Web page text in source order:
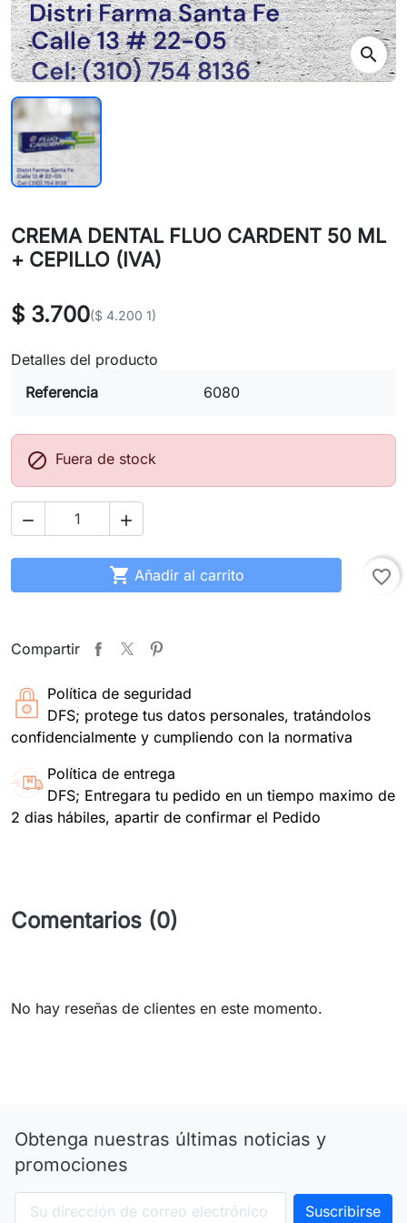
search
CREMA DENTAL FLUO CARDENT 50 ML
+ CEPILLO (IVA)
$ 3.700($ 4.200 1)
Detalles del producto
Referencia
6080
 Fuera de stock
 
 Añadir al carrito favorite_border
Compartir
Política de seguridad
DFS; protege tus datos personales, tratándolos
confidencialmente y cumpliendo con la normativa
Política de entrega
DFS; Entregara tu pedido en un tiempo maximo de
2 dias hábiles, apartir de confirmar el Pedido
Comentarios (0)
No hay reseñas de clientes en este momento.
Obtenga nuestras últimas noticias y
promociones